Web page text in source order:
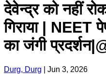
देवेन्द्र को नहीं
गिराया | NEET
का जंगी
Durg, Durg Jun 3, 2026